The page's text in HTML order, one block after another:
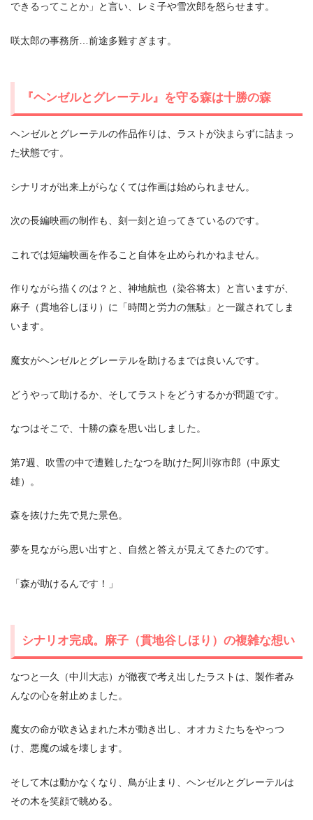
できるってことか」と言い、レミ子や雪次郎を怒らせます。
咲太郎の事務所…前途多難すぎます。
『ヘンゼルとグレーテル』を守る森は十勝の森
ヘンゼルとグレーテルの作品作りは、ラストが決まらずに詰まっ
た状態です。
シナリオが出来上がらなくては作画は始められません。
次の長編映画の制作も、刻一刻と迫ってきているのです。
これでは短編映画を作ること自体を止められかねません。
作りながら描くのは？と、神地航也（染谷将太）と言いますが、
麻子（貫地谷しほり）に「時間と労力の無駄」と一蹴されてしま
います。
魔女がヘンゼルとグレーテルを助けるまでは良いんです。
どうやって助けるか、そしてラストをどうするかが問題です。
なつはそこで、十勝の森を思い出しました。
第7週、吹雪の中で遭難したなつを助けた阿川弥市郎（中原丈
雄）。
森を抜けた先で見た景色。
夢を見ながら思い出すと、自然と答えが見えてきたのです。
「森が助けるんです！」
シナリオ完成。麻子（貫地谷しほり）の複雑な想い
なつと一久（中川大志）が徹夜で考え出したラストは、製作者み
んなの心を射止めました。
魔女の命が吹き込まれた木が動き出し、オオカミたちをやっつ
け、悪魔の城を壊します。
そして木は動かなくなり、鳥が止まり、ヘンゼルとグレーテルは
その木を笑顔で眺める。